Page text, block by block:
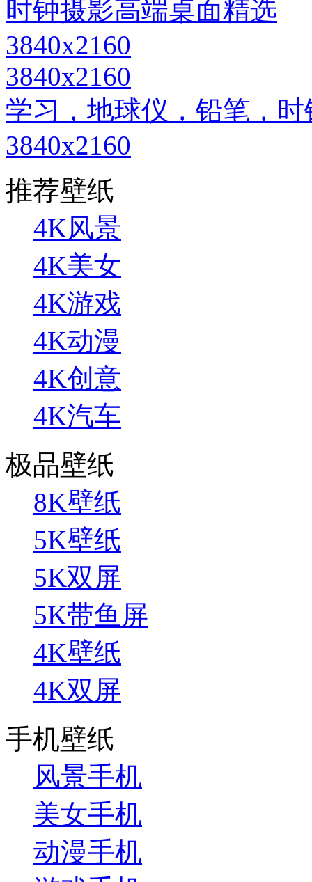
3840x2160
学习，地球仪，铅笔，
3840x2160
推荐壁纸
4K风景
4K美女
4K游戏
4K动漫
4K创意
4K汽车
极品壁纸
8K壁纸
5K壁纸
5K双屏
5K带鱼屏
4K壁纸
4K双屏
手机壁纸
风景手机
美女手机
动漫手机